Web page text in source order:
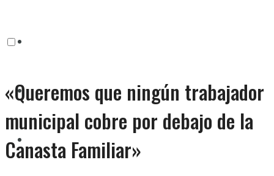
Lanús
«Queremos que ningún trabajador
municipal cobre por debajo de la
Canasta Familiar»